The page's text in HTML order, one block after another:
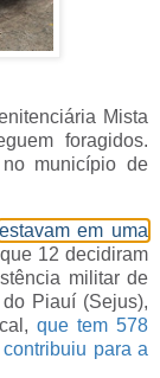
Mista
foragidos.
município de
estavam em uma
12 decidiram
militar de
Piauí (Sejus),
que tem 578
para a